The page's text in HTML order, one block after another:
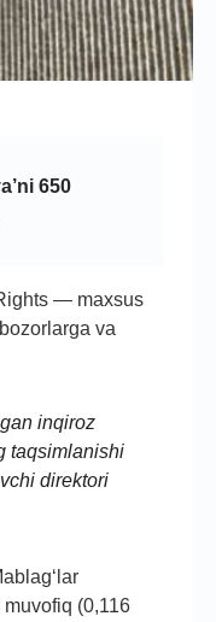
650
— maxsus
va
inqiroz
taqsimlanishi
direktori
(0,116